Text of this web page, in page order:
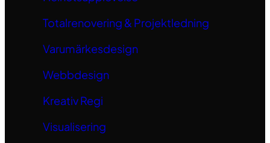
Totalrenovering & Projektledning
Varumärkesdesign
Webbdesign
Kreativ Regi
Visualisering